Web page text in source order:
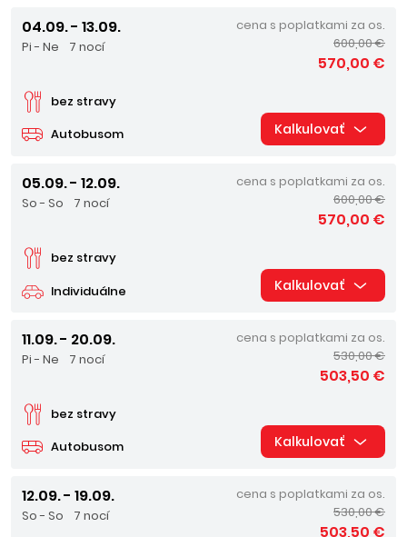
04.09. - 13.09.
Pi - Ne 7 nocí
Autobusom
bez stravy
cena s poplatkami za os.
600,00 €
570,00 €
Kalkulovať
05.09. - 12.09.
So - So 7 nocí
Individuálne
bez stravy
cena s poplatkami za os.
600,00 €
570,00 €
Kalkulovať
11.09. - 20.09.
Pi - Ne 7 nocí
Autobusom
bez stravy
cena s poplatkami za os.
530,00 €
503,50 €
Kalkulovať
12.09. - 19.09.
So - So 7 nocí
cena s poplatkami za os.
530,00 €
503,50 €